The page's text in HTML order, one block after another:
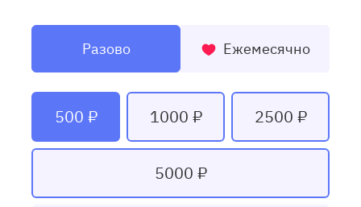
Разово Ежемесячно
500 ₽ 1000 ₽ 2500 ₽
5000 ₽